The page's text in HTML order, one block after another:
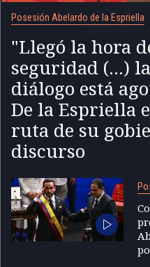
Posesión Abelardo de la Espriella
"Llegó la hora
seguridad (...)
diálogo está
De la Espriella
ruta de su
discurso